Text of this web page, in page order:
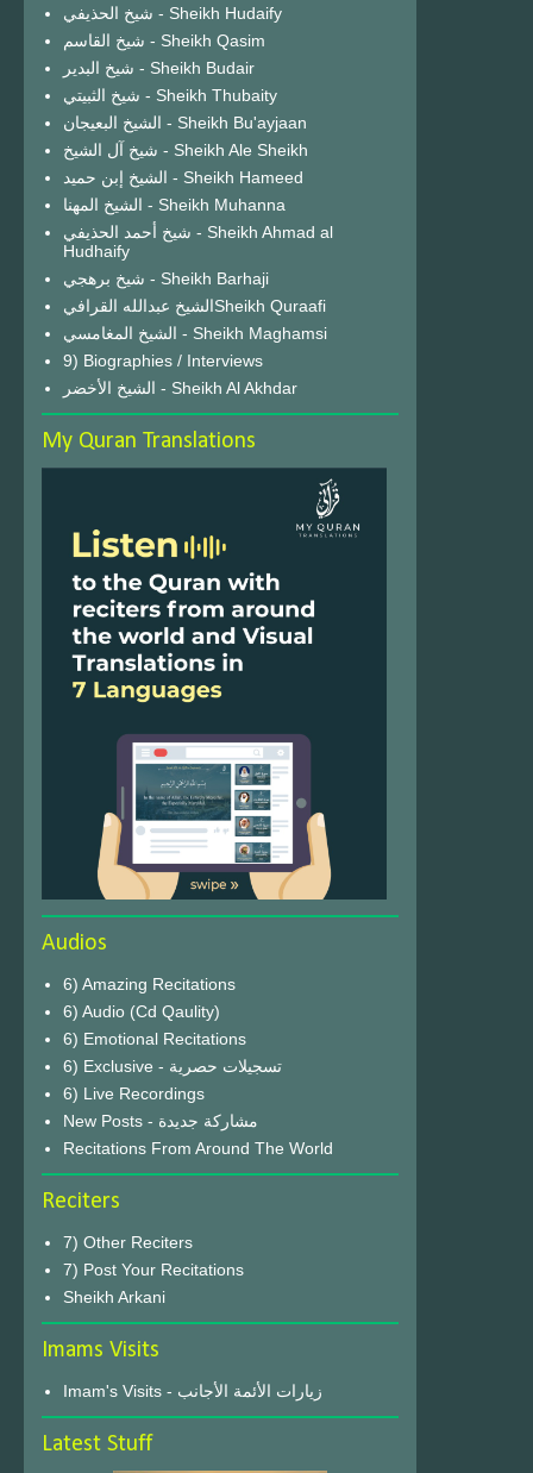
شيخ الحذيفي - Sheikh Hudaify
شيخ القاسم - Sheikh Qasim
شيخ البدير - Sheikh Budair
شيخ الثبيتي - Sheikh Thubaity
الشيخ البعيجان - Sheikh Bu'ayjaan
شيخ آل الشيخ - Sheikh Ale Sheikh
الشيخ إبن حميد - Sheikh Hameed
الشيخ المهنا - Sheikh Muhanna
شيخ أحمد الحذيفي - Sheikh Ahmad al
Hudhaify
شيخ برهجي - Sheikh Barhaji
الشيخ عبدالله القرافيSheikh Quraafi
الشيخ المغامسي - Sheikh Maghamsi
9) Biographies / Interviews
الشيخ الأخضر - Sheikh Al Akhdar
My Quran Translations
Audios
6) Amazing Recitations
6) Audio (Cd Qaulity)
6) Emotional Recitations
6) Exclusive - تسجيلات حصرية
6) Live Recordings
New Posts - مشاركة جديدة
Recitations From Around The World
Reciters
7) Other Reciters
7) Post Your Recitations
Sheikh Arkani
Imams Visits
Imam's Visits - زيارات الأئمة الأجانب
Latest Stuff